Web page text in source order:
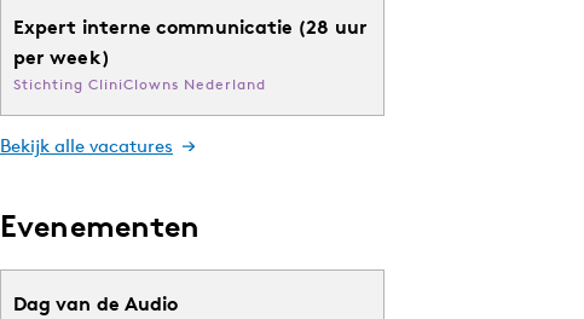
Expert interne communicatie (28 uur
per week)
Stichting CliniClowns Nederland
Bekijk alle vacatures
Evenementen
Dag van de Audio